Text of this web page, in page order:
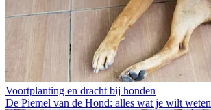
Voortplanting en dracht bij honden
De Piemel van de Hond: alles wat je wilt weten